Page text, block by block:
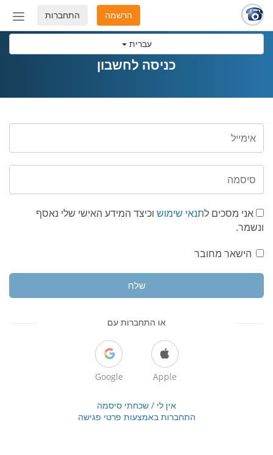
עברית
מצב
התחברות הרשמה
כניסה לחשבון
אני מסכים לתנאי שימוש וכיצד המידע האישי שלי נאסף
ונשמר.
הישאר מחובר
שלח
או התחברות עם
Apple
Google
אין לי / שכחתי סיסמה
התחברות באמצעות פרטי פגישה